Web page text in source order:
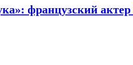
французский